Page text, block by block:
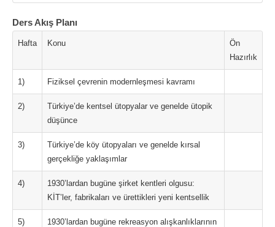
Ders Akış Planı
Hafta Konu
Ön
Hazırlık
1) Fiziksel çevrenin modernleşmesi kavramı
2)
Türkiye’de kentsel ütopyalar ve genelde ütopik
düşünce
3)
Türkiye’de köy ütopyaları ve genelde kırsal
gerçekliğe yaklaşımlar
4)
1930’lardan bugüne şirket kentleri olgusu:
KİT’ler, fabrikaları ve ürettikleri yeni kentsellik
5)
1930’lardan bugüne rekreasyon alışkanlıklarının